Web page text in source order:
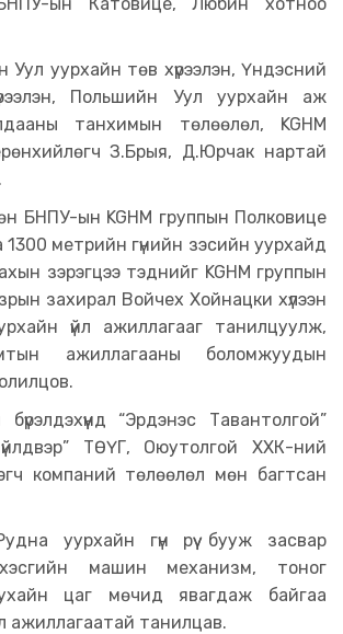
Уул уурхайн төв хүрээлэн, Үндэсний
Польшийн Уул уурхайн аж
танхимын төлөөлөл, KGHM
З.Брыя, Д.Юрчак нартай
БНПУ-ын KGHM группын Полковице
метрийн гүнийн зэсийн уурхайд
зэрэгцээ тэднийг KGHM группын
захирал Войчех Хойнацки хүлээн
үйл ажиллагааг танилцуулж,
ажиллагааны боломжуудын
“Эрдэнэс Тавантолгой”
ТӨҮГ, Оюутолгой ХХК-ний
компаний төлөөлөл мөн багтсан
уурхайн гүн рүү бууж засвар
хэсгийн машин механизм, тоног
цаг мөчид явагдаж байгаа
ажиллагаатай танилцав.